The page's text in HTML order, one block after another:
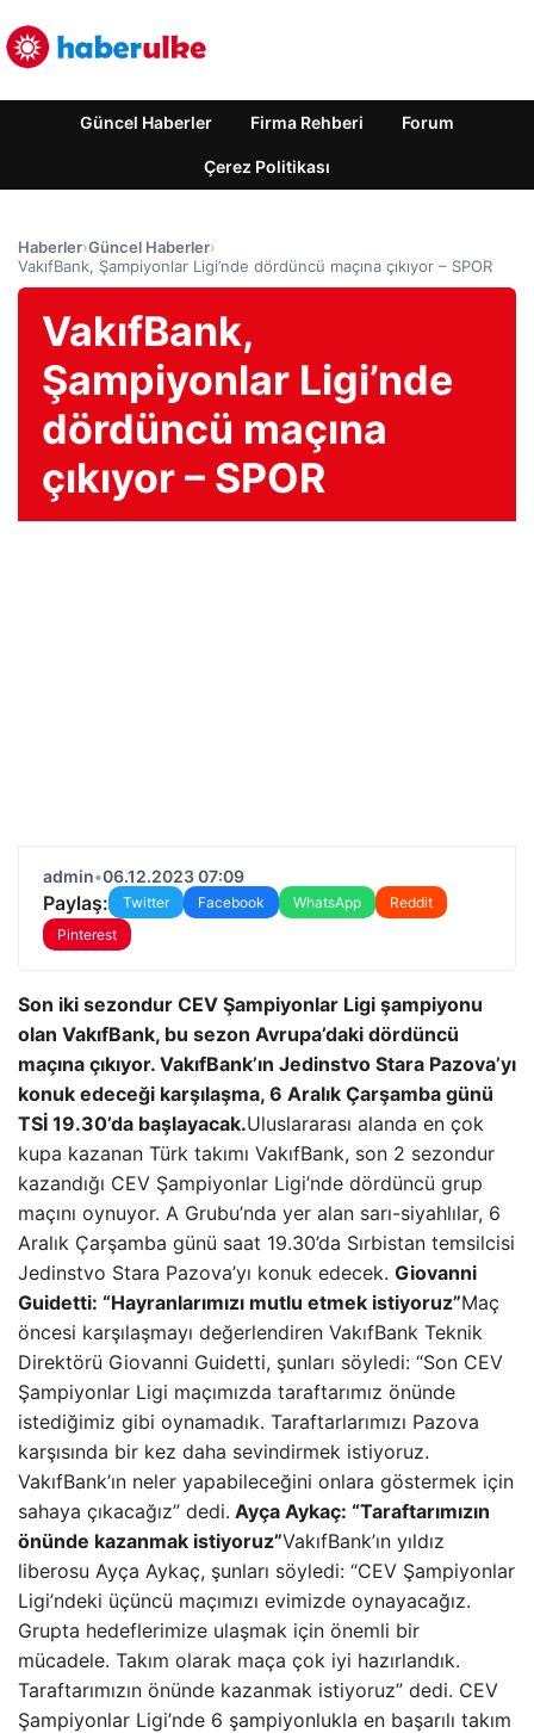
Güncel Haberler Firma Rehberi Forum
Çerez Politikası
Haberler›Güncel Haberler›
VakıfBank, Şampiyonlar Ligi’nde dördüncü maçına çıkıyor – SPOR
VakıfBank,
Şampiyonlar Ligi’nde
dördüncü maçına
çıkıyor – SPOR
admin•06.12.2023 07:09
Paylaş: Twitter Facebook WhatsApp
Reddit
Pinterest
Son iki sezondur CEV Şampiyonlar Ligi şampiyonu
olan VakıfBank, bu sezon Avrupa’daki dördüncü
maçına çıkıyor. VakıfBank’ın Jedinstvo Stara Pazova’yı
konuk edeceği karşılaşma, 6 Aralık Çarşamba günü
TSİ 19.30’da başlayacak.Uluslararası alanda en çok
kupa kazanan Türk takımı VakıfBank, son 2 sezondur
kazandığı CEV Şampiyonlar Ligi’nde dördüncü grup
maçını oynuyor. A Grubu’nda yer alan sarı-siyahlılar, 6
Aralık Çarşamba günü saat 19.30’da Sırbistan temsilcisi
Jedinstvo Stara Pazova’yı konuk edecek. Giovanni
Guidetti: “Hayranlarımızı mutlu etmek istiyoruz”Maç
öncesi karşılaşmayı değerlendiren VakıfBank Teknik
Direktörü Giovanni Guidetti, şunları söyledi: “Son CEV
Şampiyonlar Ligi maçımızda taraftarımız önünde
istediğimiz gibi oynamadık. Taraftarlarımızı Pazova
karşısında bir kez daha sevindirmek istiyoruz.
VakıfBank’ın neler yapabileceğini onlara göstermek için
sahaya çıkacağız” dedi. Ayça Aykaç: “Taraftarımızın
önünde kazanmak istiyoruz”VakıfBank’ın yıldız
liberosu Ayça Aykaç, şunları söyledi: “CEV Şampiyonlar
Ligi’ndeki üçüncü maçımızı evimizde oynayacağız.
Grupta hedeflerimize ulaşmak için önemli bir
mücadele. Takım olarak maça çok iyi hazırlandık.
Taraftarımızın önünde kazanmak istiyoruz” dedi. CEV
Şampiyonlar Ligi’nde 6 şampiyonlukla en başarılı takım